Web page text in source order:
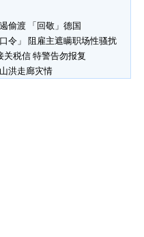
偷渡 「回敬」德国
令」 阻雇主遮瞒职场性骚扰
关税信 特警告勿报复
洪走廊灾情